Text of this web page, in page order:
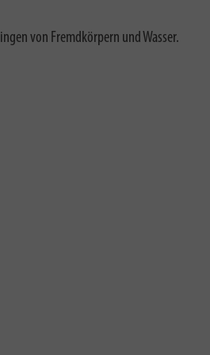
von Fremdkörpern und Wasser.